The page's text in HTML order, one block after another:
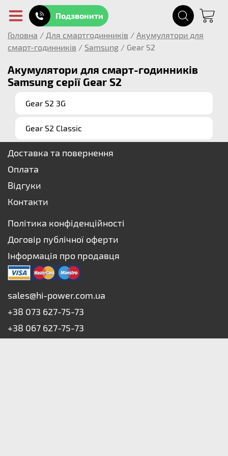
Подзвонити
Головна / Для смартгодинників / Акумулятори для
смарт-годинників / Samsung / Gear S2
Акумулятори для смарт-годинників
Samsung серії Gear S2
Gear S2 3G
Gear S2 Classic
Доставка та повернення
Оплата
Відгуки
Контакти
Політика конфіденційності
Договір публічної оферти
Інформація про продавця
sales@hi-power.com.ua
+38 073 627-75-73
+38 067 627-75-73